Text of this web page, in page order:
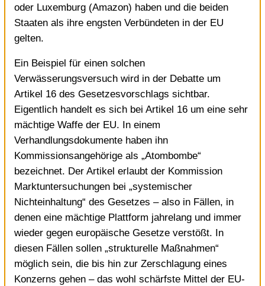
oder Luxemburg (Amazon) haben und die beiden
Staaten als ihre engsten Verbündeten in der EU
gelten.
Ein Beispiel für einen solchen
Verwässerungsversuch wird in der Debatte um
Artikel 16 des Gesetzesvorschlags sichtbar.
Eigentlich handelt es sich bei Artikel 16 um eine sehr
mächtige Waffe der EU. In einem
Verhandlungsdokumente haben ihn
Kommissionsangehörige als „Atombombe“
bezeichnet. Der Artikel erlaubt der Kommission
Marktuntersuchungen bei „systemischer
Nichteinhaltung“ des Gesetzes – also in Fällen, in
denen eine mächtige Plattform jahrelang und immer
wieder gegen europäische Gesetze verstößt. In
diesen Fällen sollen „strukturelle Maßnahmen“
möglich sein, die bis hin zur Zerschlagung eines
Konzerns gehen – das wohl schärfste Mittel der EU-